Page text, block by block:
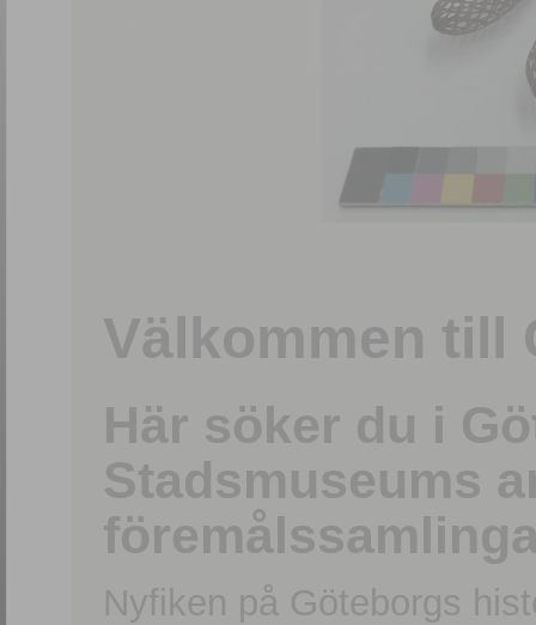
Välkommen till
Här söker du i
Stadsmuseums
Nyfiken på Göteborgs